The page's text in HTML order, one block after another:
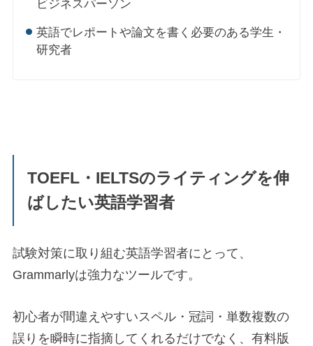
ビジネスパーソン
英語でレポートや論文を書く必要のある学生・
研究者
TOEFL・IELTSのライティングを伸
ばしたい英語学習者
試験対策に取り組む英語学習者にとって、
Grammarlyは強力なツールです。
初心者が間違えやすいスペル・冠詞・単数複数の
誤りを瞬時に指摘してくれるだけでなく、有料版